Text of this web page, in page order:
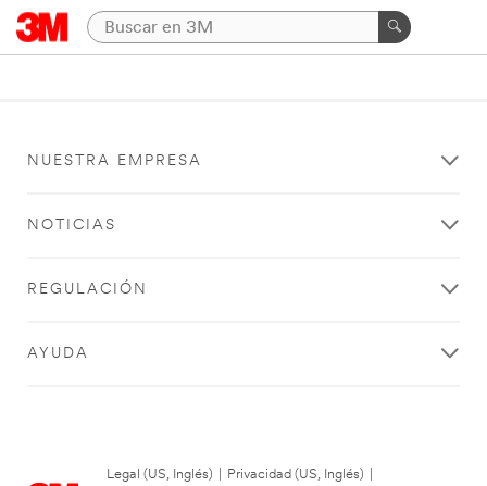
NUESTRA EMPRESA
NOTICIAS
REGULACIÓN
AYUDA
Legal (US, Inglés) Privacidad (US, Inglés)